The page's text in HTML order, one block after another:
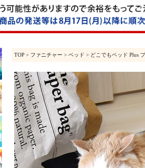
TOP > ファニチャー > ベッド > どこでもベッド Plus